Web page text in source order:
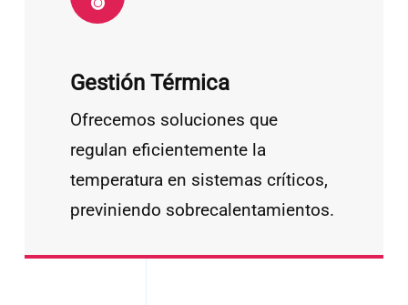
Gestión Térmica
Ofrecemos soluciones que
regulan eficientemente la
temperatura en sistemas críticos,
previniendo sobrecalentamientos.